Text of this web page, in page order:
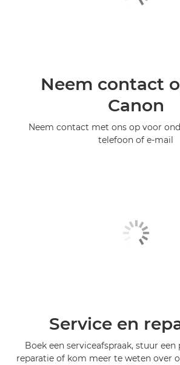
Neem contact
Canon
Neem contact met ons op voor
telefoon of e-mail
Service en
Boek een serviceafspraak, stuur
reparatie of kom meer te weten over